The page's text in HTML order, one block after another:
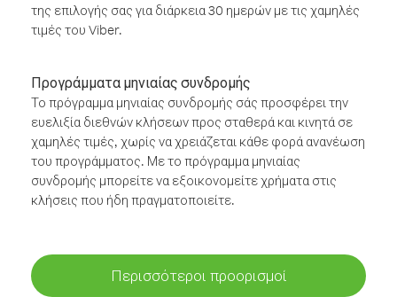
της επιλογής σας για διάρκεια 30 ημερών με τις χαμηλές
τιμές του Viber.
Προγράμματα μηνιαίας συνδρομής
Το πρόγραμμα μηνιαίας συνδρομής σάς προσφέρει την
ευελιξία διεθνών κλήσεων προς σταθερά και κινητά σε
χαμηλές τιμές, χωρίς να χρειάζεται κάθε φορά ανανέωση
του προγράμματος. Με το πρόγραμμα μηνιαίας
συνδρομής μπορείτε να εξοικονομείτε χρήματα στις
κλήσεις που ήδη πραγματοποιείτε.
Περισσότεροι προορισμοί